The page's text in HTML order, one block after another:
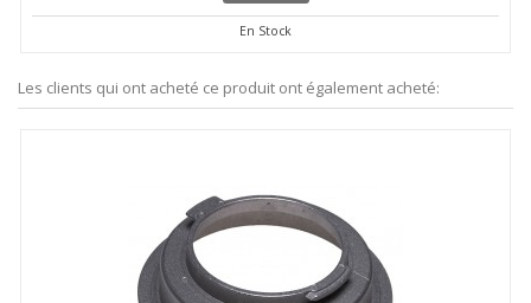
En Stock
Les clients qui ont acheté ce produit ont également acheté: